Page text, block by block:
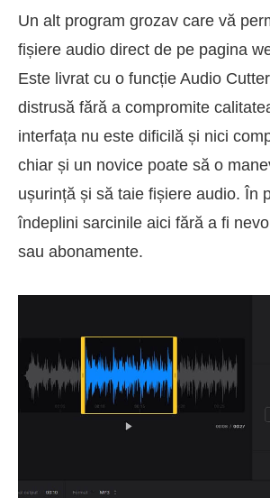
Un alt program grozav care vă
fișiere audio direct de pe pagina
Este livrat cu o funcție Audio
distrusă fără a compromite
interfața nu este dificilă și nici
chiar și un novice poate să o
ușurință și să taie fișiere audio. În
îndeplini sarcinile aici fără a fi
sau abonamente.